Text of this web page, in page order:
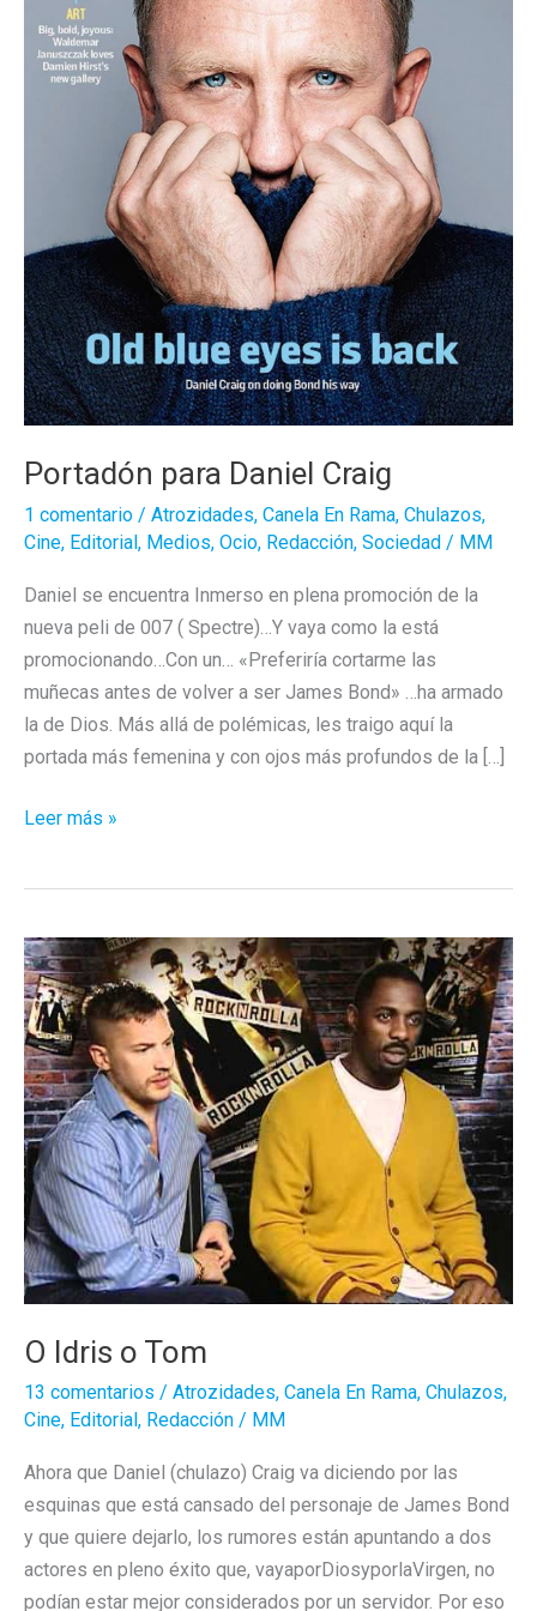
Portadón para Daniel Craig
1 comentario / Atrozidades, Canela En Rama, Chulazos,
Cine, Editorial, Medios, Ocio, Redacción, Sociedad / MM
Daniel se encuentra Inmerso en plena promoción de la
nueva peli de 007 ( Spectre)…Y vaya como la está
promocionando…Con un… «Preferiría cortarme las
muñecas antes de volver a ser James Bond» …ha armado
la de Dios. Más allá de polémicas, les traigo aquí la
portada más femenina y con ojos más profundos de la […]
Portadón
Leer más »
O Idris o Tom
13 comentarios / Atrozidades, Canela En Rama, Chulazos,
Cine, Editorial, Redacción / MM
Ahora que Daniel (chulazo) Craig va diciendo por las
esquinas que está cansado del personaje de James Bond
y que quiere dejarlo, los rumores están apuntando a dos
actores en pleno éxito que, vayaporDiosyporlaVirgen, no
podían estar mejor considerados por un servidor. Por eso